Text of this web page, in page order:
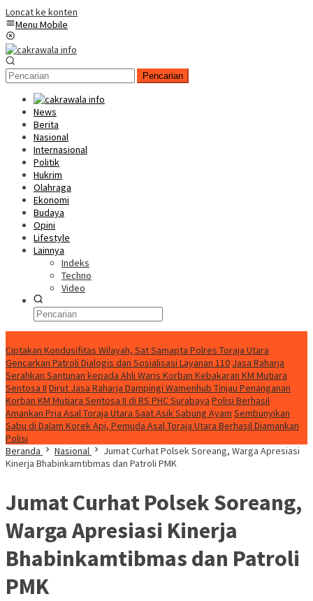
Loncat ke konten
Menu Mobile
Pencarian
News
Berita
Nasional
Internasional
Politik
Hukrim
Olahraga
Ekonomi
Budaya
Opini
Lifestyle
Lainnya
Indeks
Techno
Video
Ciptakan Kondusifitas Wilayah, Sat Samapta Polres Toraja Utara
Gencarkan Patroli Dialogis dan Sosialisasi Layanan 110 Jasa Raharja
Serahkan Santunan kepada Ahli Waris Korban Kebakaran KM Mutiara
Sentosa II Dirut Jasa Raharja Dampingi Wamenhub Tinjau Penanganan
Korban KM Mutiara Sentosa II di RS PHC Surabaya Polisi Berhasil
Amankan Pria Asal Toraja Utara Saat Asik Sabung Ayam Sembunyikan
Sabu di Dalam Korek Api, Pemuda Asal Toraja Utara Berhasil Diamankan
Polisi
Beranda
Nasional
Jumat Curhat Polsek Soreang, Warga Apresiasi
Kinerja Bhabinkamtibmas dan Patroli PMK
Jumat Curhat Polsek Soreang,
Warga Apresiasi Kinerja
Bhabinkamtibmas dan Patroli
PMK